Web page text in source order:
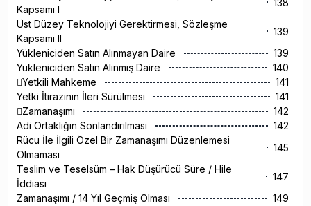
Kapsamı I
138
Üst Düzey Teknolojiyi Gerektirmesi, Sözleşme
Kapsamı II
139
Yükleniciden Satın Alınmayan Daire
139
Yükleniciden Satın Alınmış Daire
140
Yetkili Mahkeme
141
Yetki İtirazının İleri Sürülmesi
141
Zamanaşımı
142
Adi Ortaklığın Sonlandırılması
142
Rücu İle İlgili Özel Bir Zamanaşımı Düzenlemesi
Olmaması
145
Teslim ve Teselsüm – Hak Düşürücü Süre / Hile
İddiası
147
Zamanaşımı / 14 Yıl Geçmiş Olması
149